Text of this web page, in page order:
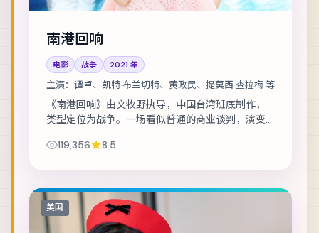
南港回响
电影 战争 2021 年
主演： 谭卓、凯特·布兰切特、黄政民、提莫西·查拉梅 等
《南港回响》由文牧野执导，中国台湾班底制作，
类型定位为战争。一场看似普通的商业谈判，演变
特、黄政民 等，表演层次丰富。群戏调度成熟...
119,356 8.5
美国